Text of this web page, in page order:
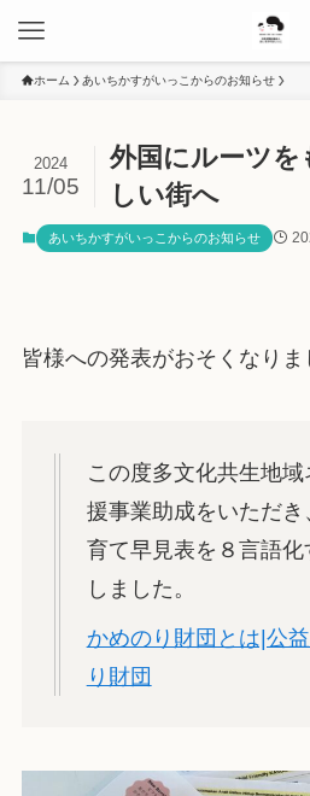
ホーム あいちかすがいっこからのお知らせ
外国にルーツ
しい街へ
2024
11/05
あいちかすがいっこからのお知らせ
皆様への発表がおそくなり
この度多文化共生地
援事業助成をいただ
育て早見表を８言語
しました。
かめのり財団とは|公
り財団